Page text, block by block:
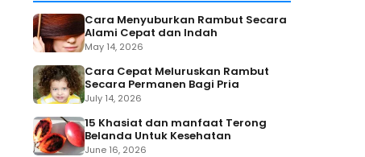
Cara Menyuburkan Rambut Secara
Alami Cepat dan Indah
May 14, 2026
Cara Cepat Meluruskan Rambut
Secara Permanen Bagi Pria
July 14, 2026
15 Khasiat dan manfaat Terong
Belanda Untuk Kesehatan
June 16, 2026